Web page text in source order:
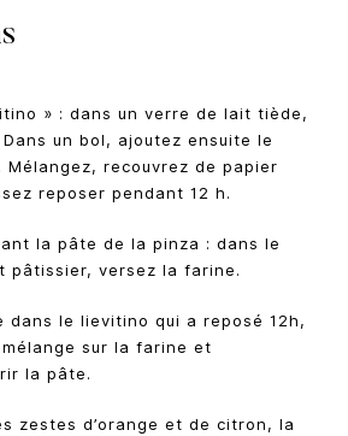
» : dans un verre de lait tiède,
un bol, ajoutez ensuite le
recouvrez de papier
reposer pendant 12 h.
la pâte de la pinza : dans le
pâtissier, versez la farine.
dans le lievitino qui a reposé 12h,
sur la farine et
la pâte.
zestes d’orange et de citron, la